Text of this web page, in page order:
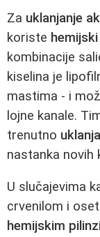
Za uklanjanje
koriste
kombinacije
kiselina je
mastima - i
lojne kanale.
trenutno
nastanka novih
U slučajevima
crvenilom i
hemijskim